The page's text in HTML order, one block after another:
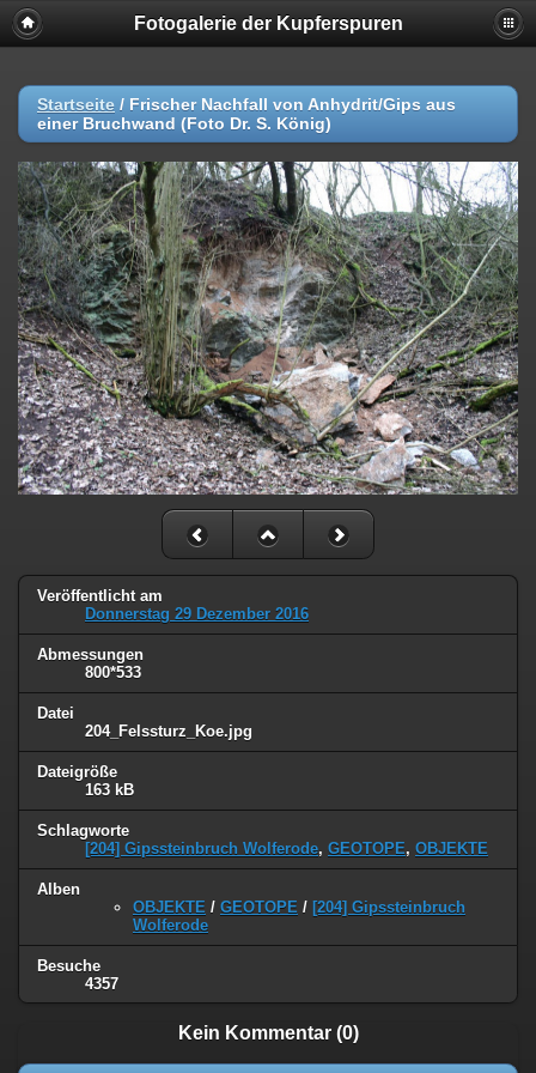
Fotogalerie der Kupferspuren
Startseite / Frischer Nachfall von Anhydrit/Gips aus
einer Bruchwand (Foto Dr. S. König)
Veröffentlicht am
Donnerstag 29 Dezember 2016
Abmessungen
800*533
Datei
204_Felssturz_Koe.jpg
Dateigröße
163 kB
Schlagworte
[204] Gipssteinbruch Wolferode, GEOTOPE, OBJEKTE
Alben
OBJEKTE / GEOTOPE / [204] Gipssteinbruch
Wolferode
Besuche
4357
Kein Kommentar (0)